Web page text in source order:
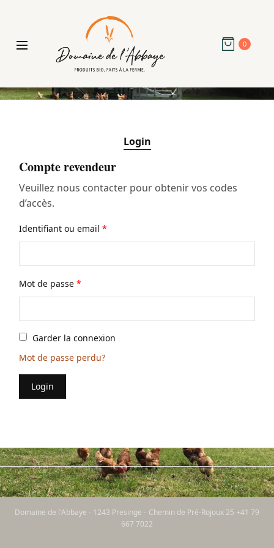
0
Login
Compte revendeur
Veuillez nous contacter pour obtenir vos codes
d’accès.
Identifiant ou email*
Mot de passe*
Garder la connexion
Mot de passe perdu?
Login
Domaine de l'Abbaye - 1243 Presinge - Chemin de Pré-Rojoux 25 +41 79
667 7022